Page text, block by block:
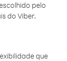
pelo
do Viber.
que